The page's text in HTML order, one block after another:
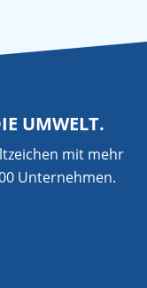
UMWELT.
mit mehr
Unternehmen.